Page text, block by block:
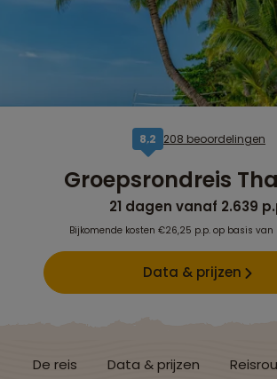
8,2 208 beoordelingen
Groepsrondreis
21 dagen vanaf 2.639
Bijkomende kosten €26,25 p.p. op basis van
Data & prijzen
De reis Data & prijzen